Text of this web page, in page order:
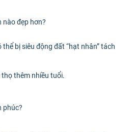
nào đẹp hơn?
bị siêu động đất “hạt nhân” tách
thêm nhiều tuổi.
phúc?